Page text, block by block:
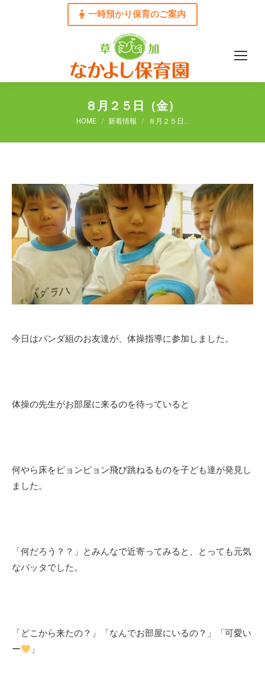
一時預かり保育のご案内
８月２５日（金）
You are here:
HOME 新着情報 ８月２５日…
今日はパンダ組のお友達が、体操指導に参加しました。
体操の先生がお部屋に来るのを待っていると
何やら床をピョンピョン飛び跳ねるものを子ども達が発見し
ました。
「何だろう？？」とみんなで近寄ってみると、とっても元気
なバッタでした。
「どこから来たの？」「なんでお部屋にいるの？」「可愛い
ー
」